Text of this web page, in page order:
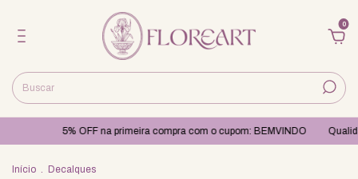
0
OFF na primeira compra com o cupom: BEMVINDO Qualidade e cuidado
Início . Decalques